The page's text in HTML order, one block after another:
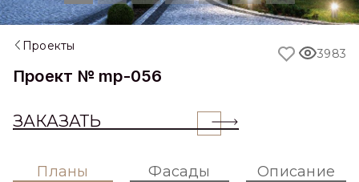
Проекты
Проект № mp-056
ЗАКАЗАТЬ
3983
Планы Фасады Описание